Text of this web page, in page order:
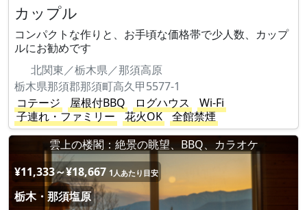
カップル
コンパクトな作りと、お手頃な価格帯で少人数、カップ
ルにお勧めです
北関東／栃木県／那須高原
栃木県那須郡那須町高久甲5577-1
コテージ
屋根付BBQ ログハウス
Wi-Fi
子連れ・ファミリー
花火OK
全館禁煙
雲上の楼閣：絶景の眺望、BBQ、カラオケ
¥11,333～¥18,667 1人あたり目安
栃木・那須塩原